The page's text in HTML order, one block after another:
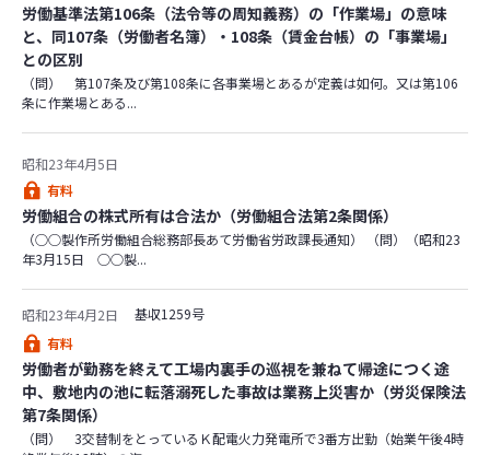
労働基準法第106条（法令等の周知義務）の「作業場」の意味
と、同107条（労働者名簿）・108条（賃金台帳）の「事業場」
との区別
（問） 第107条及び第108条に各事業場とあるが定義は如何。又は第106
条に作業場とある...
昭和23年4月5日
有料
労働組合の株式所有は合法か（労働組合法第2条関係）
（○○製作所労働組合総務部長あて労働省労政課長通知） （問）（昭和23
年3月15日 ○○製...
昭和23年4月2日
基収1259号
有料
労働者が勤務を終えて工場内裏手の巡視を兼ねて帰途につく途
中、敷地内の池に転落溺死した事故は業務上災害か（労災保険法
第7条関係）
（問） 3交替制をとっているＫ配電火力発電所で3番方出勤（始業午後4時